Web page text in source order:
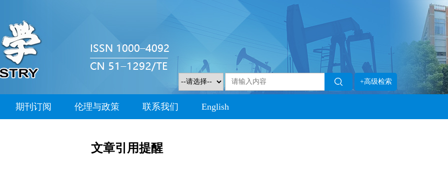
+高级检索
期刊订阅 伦理与政策 联系我们 English
文章引用提醒